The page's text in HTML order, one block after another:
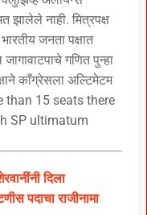
झालेले नाही. मित्रपक्ष
जनता पक्षात
गणित पुन्हा
काँग्रेसला अल्टिमेटम
than 15 seats there
SP ultimatum
दिला
पदाचा राजीनामा